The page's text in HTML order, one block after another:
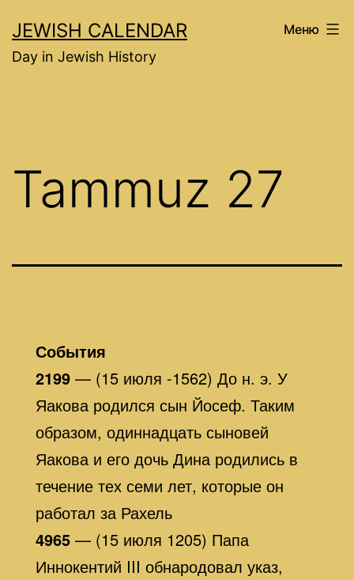
содержимому
JEWISH CALENDAR
Day in Jewish History
Меню
Tammuz 27
События
2199— (15 июля -1562) До н. э. У
Яакова родился сын Йосеф. Таким
образом, одиннадцать сыновей
Яакова и его дочь Дина родились в
течение тех семи лет, которые он
работал за Рахель
4965— (15 июля 1205) Папа
Иннокентий III обнародовал указ,